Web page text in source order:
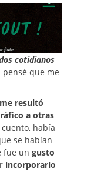
cotidianos
que me
me resultó
a otras
había
se habían
fue un gusto
incorporarlo